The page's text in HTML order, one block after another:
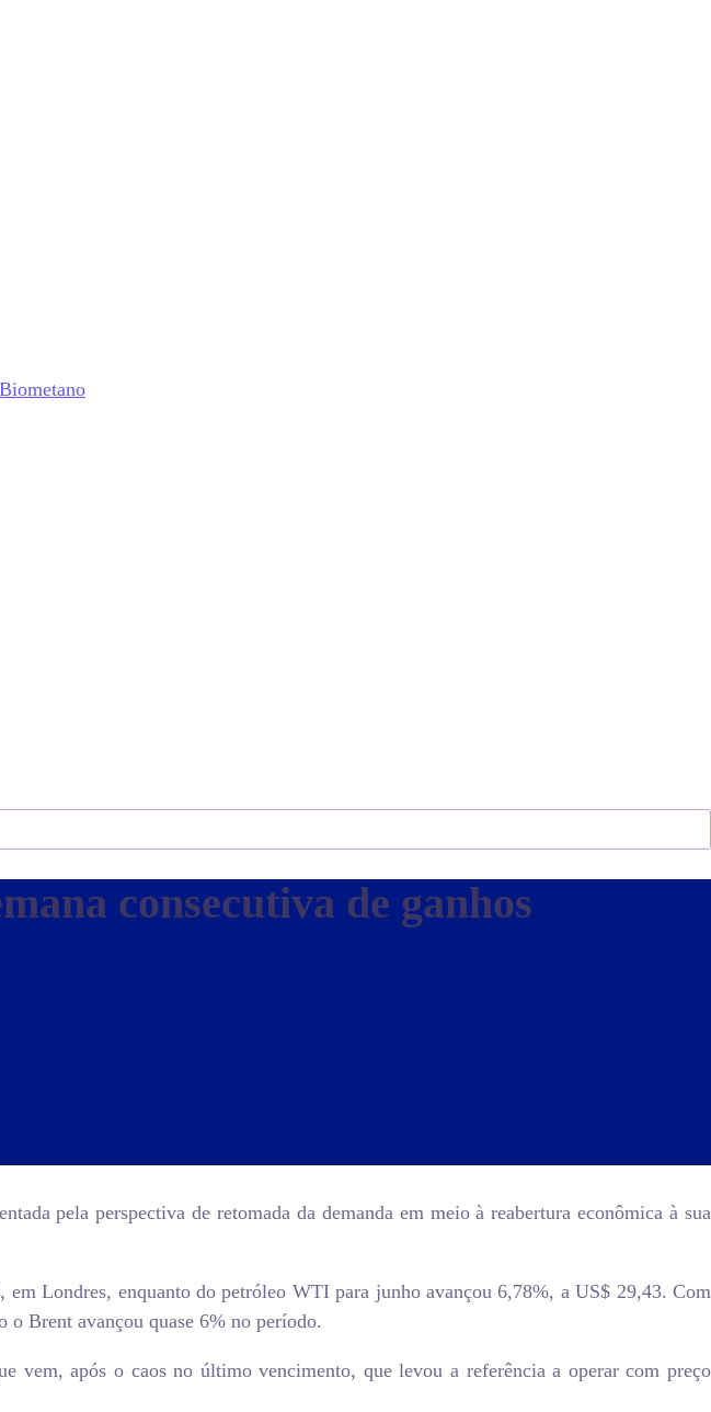
consecutiva de ganhos
pela perspectiva de retomada da demanda em meio à reabertura econômica à sua
Londres, enquanto do petróleo WTI para junho avançou 6,78%, a US$ 29,43. Com
o Brent avançou quase 6% no período.
vem, após o caos no último vencimento, que levou a referência a operar com preço